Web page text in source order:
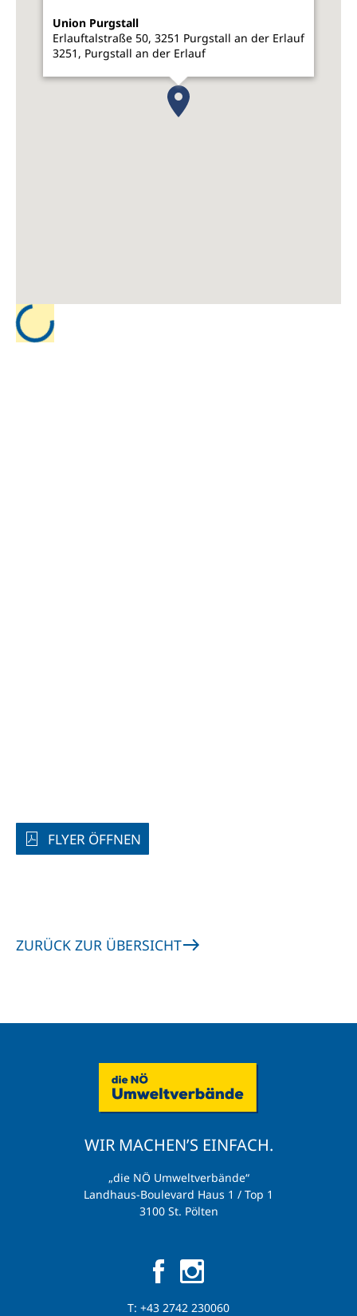
Union Purgstall
Erlauftalstraße 50, 3251 Purgstall an der Erlauf
3251, Purgstall an der Erlauf
FLYER ÖFFNEN
ZURÜCK ZUR ÜBERSICHT
WIR MACHEN’S EINFACH.
„die NÖ Umweltverbände“
Landhaus-Boulevard Haus 1 / Top 1
3100 St. Pölten
T: +43 2742 230060